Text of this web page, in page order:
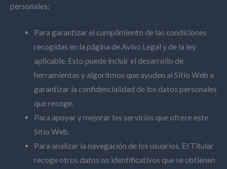
personales:
Para garantizar el cumplimiento de las condiciones
recogidas en la página de Aviso Legal y de la ley
aplicable. Esto puede incluir el desarrollo de
herramientas y algoritmos que ayuden al Sitio Web a
garantizar la confidencialidad de los datos personales
que recoge.
Para apoyar y mejorar los servicios que ofrece este
Sitio Web.
Para analizar la navegación de los usuarios. El Titular
recoge otros datos no identificativos que se obtienen